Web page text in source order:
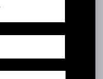
de qualidade